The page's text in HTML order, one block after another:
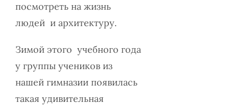
посмотреть на жизнь
людей и архитектуру.
Зимой этого учебного года
у группы учеников из
нашей гимназии появилась
такая удивительная